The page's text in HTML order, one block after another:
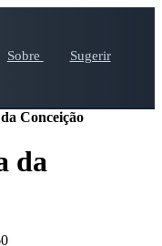
Sobre
Sugerir
Conceição
da